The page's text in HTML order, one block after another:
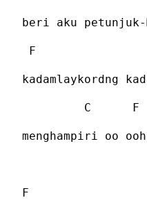
beri aku petunjuk-
F
kadamlaykordng
C F
menghampiri oo ooh
F